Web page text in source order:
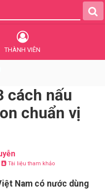
THÀNH VIÊN
cách nấu
chuẩn vị
Tài liệu tham khảo
Nam có nước dùng